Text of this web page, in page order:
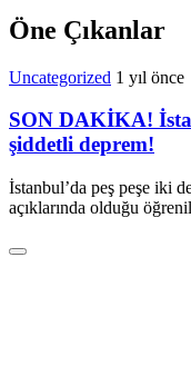
Öne Çıkanlar
Uncategorized 1 yıl önce
SON DAKİKA!
şiddetli deprem!
İstanbul’da peş peşe iki
açıklarında olduğu